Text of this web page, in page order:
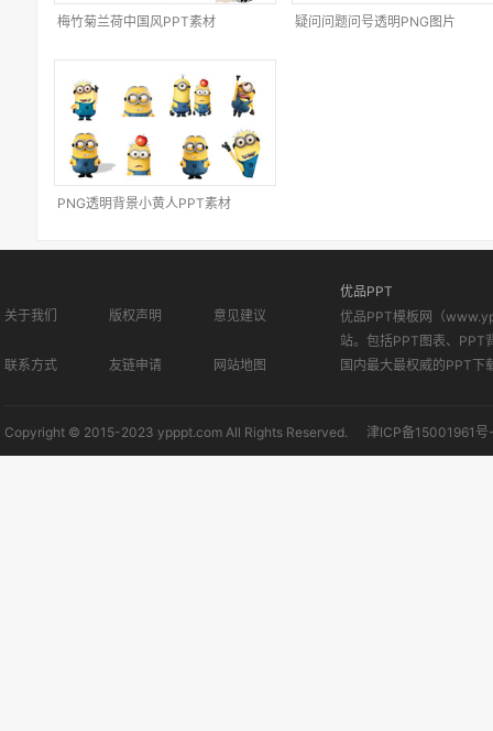
梅竹菊兰荷中国风PPT素材 疑问问题问号透明PNG图片
PNG透明背景小黄人PPT素材
关于我们 版权声明 意见建议
联系方式 友链申请 网站地图
优品PPT
优品PPT模板网（
站。包括PPT图表、PPT
国内最大最权威的PPT下
Copyright © 2015-2023 ypppt.com All Rights Reserved. 津ICP备15001961号